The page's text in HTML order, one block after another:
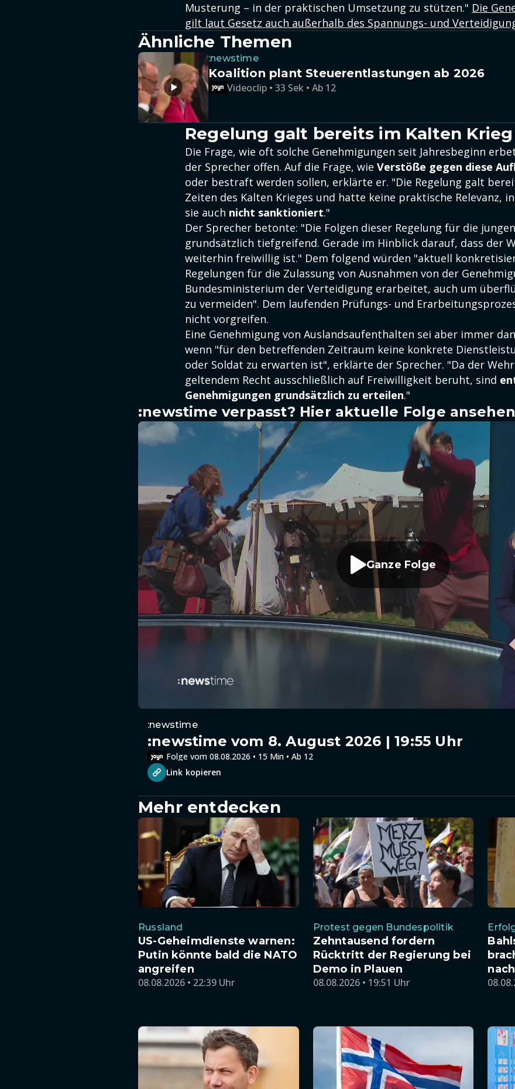
Musterung – in der praktischen Umsetzung zu stützen." Die
gilt laut Gesetz auch außerhalb des Spannungs- und
Ähnliche Themen
:newstime
Koalition plant Steuerentlastungen ab 2026
Videoclip • 33 Sek • Ab 12
Regelung galt bereits im Kalten Krieg
Die Frage, wie oft solche Genehmigungen seit Jahresbeginn
der Sprecher offen. Auf die Frage, wie Verstöße gegen diese
oder bestraft werden sollen, erklärte er. "Die Regelung galt
Zeiten des Kalten Krieges und hatte keine praktische Relevanz,
sie auch nicht sanktioniert."
Der Sprecher betonte: "Die Folgen dieser Regelung für die
grundsätzlich tiefgreifend. Gerade im Hinblick darauf, dass der
weiterhin freiwillig ist." Dem folgend würden "aktuell
Regelungen für die Zulassung von Ausnahmen von der
Bundesministerium der Verteidigung erarbeitet, auch um
zu vermeiden". Dem laufenden Prüfungs- und
nicht vorgreifen.
Eine Genehmigung von Auslandsaufenthalten sei aber immer
wenn "für den betreffenden Zeitraum keine konkrete
oder Soldat zu erwarten ist", erklärte der Sprecher. "Da der
geltendem Recht ausschließlich auf Freiwilligkeit beruht, sind
Genehmigungen grundsätzlich zu erteilen."
:newstime verpasst? Hier aktuelle Folge ansehen
Ganze Folge
:newstime
:newstime vom 8. August 2026 | 19:55 Uhr
Folge vom 08.08.2026 • 15 Min • Ab 12
Link kopieren
Mehr entdecken
Russland
US-Geheimdienste warnen:
Putin könnte bald die NATO
angreifen
08.08.2026 • 22:39 Uhr
Protest gegen Bundespolitik
Zehntausend fordern
Rücktritt der Regierung bei
Demo in Plauen
08.08.2026 • 19:51 Uhr